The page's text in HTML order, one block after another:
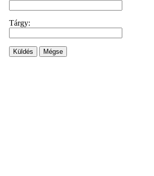
Tárgy:
Küldés Mégse